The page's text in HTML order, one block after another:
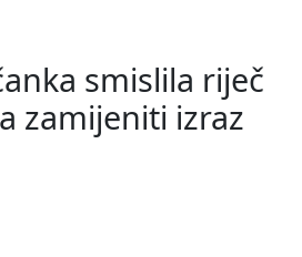
smislila riječ
zamijeniti izraz